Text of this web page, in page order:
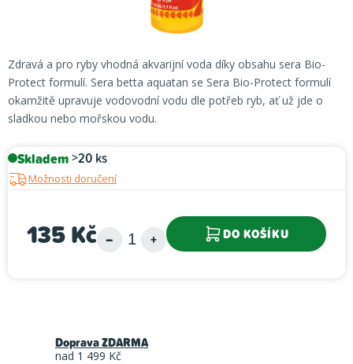
Zdravá a pro ryby vhodná akvarijní voda díky obsahu sera Bio-
Protect formulí. Sera betta aquatan se Sera Bio-Protect formulí
okamžitě upravuje vodovodní vodu dle potřeb ryb, ať už jde o
sladkou nebo mořskou vodu.
Skladem>20 ks
Možnosti doručení
135 Kč DO KOŠÍKU
Doprava ZDARMA
nad 1 499 Kč